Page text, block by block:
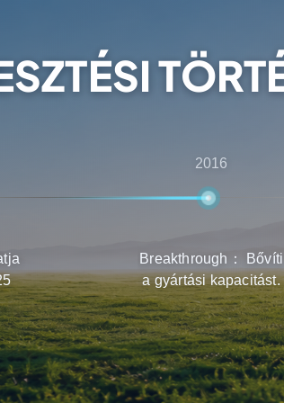
2016
Breakthrough： Bővíti
a gyártási kapacitást.